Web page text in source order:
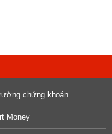
chứng khoán
Money